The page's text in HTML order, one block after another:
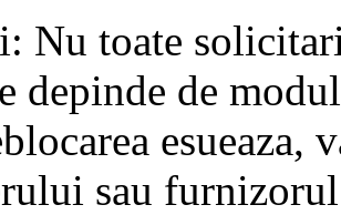
Nu toate
depinde de
sau